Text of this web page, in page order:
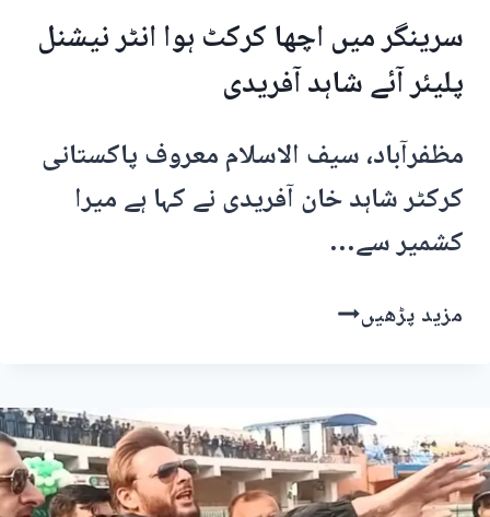
سرینگر میں اچھا کرکٹ ہوا انٹر نیشنل
پلیئر آئے شاہد آفریدی
مظفرآباد، سیف الاسلام معروف پاکستانی
کرکٹر شاہد خان آفریدی نے کہا ہے میرا
کشمیر سے…
مزید پڑھیںسرینگر
کرکٹ
ہوا
انٹر